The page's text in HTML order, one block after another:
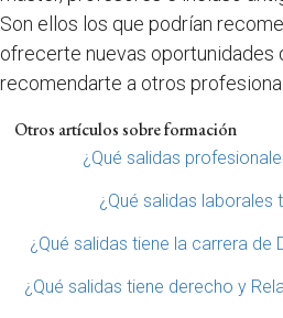
Son ellos los que podrían
ofrecerte nuevas oportunidades
recomendarte a otros
Otros artículos sobre formación
¿Qué salidas
¿Qué salidas laborales
¿Qué salidas tiene la carrera de
¿Qué salidas tiene derecho y